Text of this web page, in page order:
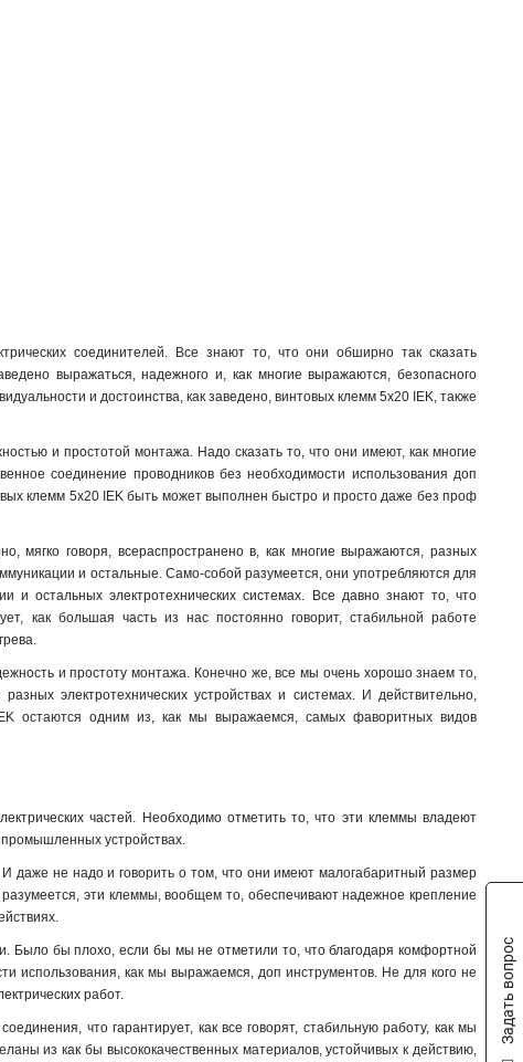
соединителей. Все знают то, что они обширно так сказать
выражаться, надежного и, как многие выражаются, безопасного
и достоинства, как заведено, винтовых клемм 5х20 IEK, также
и простотой монтажа. Надо сказать то, что они имеют, как многие
соединение проводников без необходимости использования доп
клемм 5х20 IEK быть может выполнен быстро и просто даже без проф
мягко говоря, всераспространено в, как многие выражаются, разных
и остальные. Само-собой разумеется, они употребляются для
и остальных электротехнических системах. Все давно знают то, что
как большая часть из нас постоянно говорит, стабильной работе
и простоту монтажа. Конечно же, все мы очень хорошо знаем то,
электротехнических устройствах и системах. И действительно,
остаются одним из, как мы выражаемся, самых фаворитных видов
частей. Необходимо отметить то, что эти клеммы владеют
устройствах.
даже не надо и говорить о том, что они имеют малогабаритный размер
эти клеммы, вообщем то, обеспечивают надежное крепление
Было бы плохо, если бы мы не отметили то, что благодаря комфортной
использования, как мы выражаемся, доп инструментов. Не для кого не
работ.
что гарантирует, как все говорят, стабильную работу, как мы
из как бы высококачественных материалов, устойчивых к действию,
Задать вопрос